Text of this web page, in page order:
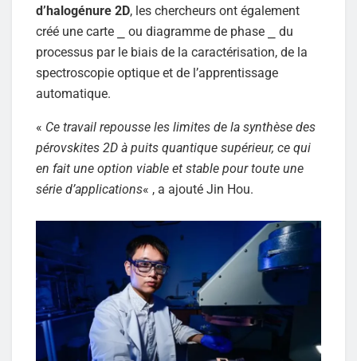
d’halogénure 2D, les chercheurs ont également
créé une carte ⎯ ou diagramme de phase ⎯ du
processus par le biais de la caractérisation, de la
spectroscopie optique et de l’apprentissage
automatique.
« Ce travail repousse les limites de la synthèse des
pérovskites 2D à puits quantique supérieur, ce qui
en fait une option viable et stable pour toute une
série d’applications« , a ajouté Jin Hou.